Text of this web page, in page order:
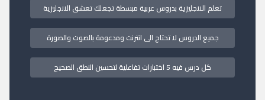
تعلم الانجليزية بدروس عربية مبسطة تجعلك تعشق الانجليزية
جميع الدروس لا تحتاج الى انترنت ومدعومة بالصوت والصورة
كل درس فيه 5 اختبارات تفاعلية لتحسين النطق الصحيح